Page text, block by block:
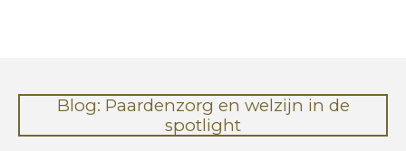
Blog: Paardenzorg en welzijn in de
spotlight